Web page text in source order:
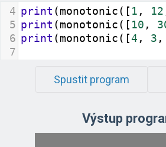
4 print (monotonic([ 1 , 12
5 print (monotonic([ 10 ,
6 print (monotonic([4 , 3 ,
7
Spustit program
Výstup